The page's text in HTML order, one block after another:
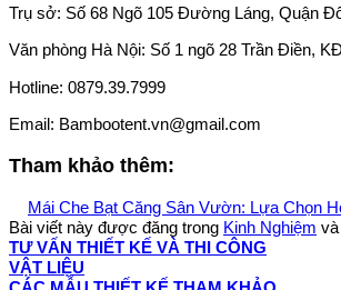
Trụ sở: Số 68 Ngõ 105 Đường Láng, Quận
Văn phòng Hà Nội: Số 1 ngõ 28 Trần Điền,
Hotline: 0879.39.7999
Email: Bambootent.vn@gmail.com
Tham khảo thêm:
Mái Che Bạt Căng Sân Vườn: Lựa Chọn
Bài viết này được đăng trong Kinh Nghiệm
TƯ VẤN THIẾT KẾ VÀ THI CÔNG
VẬT LIỆU